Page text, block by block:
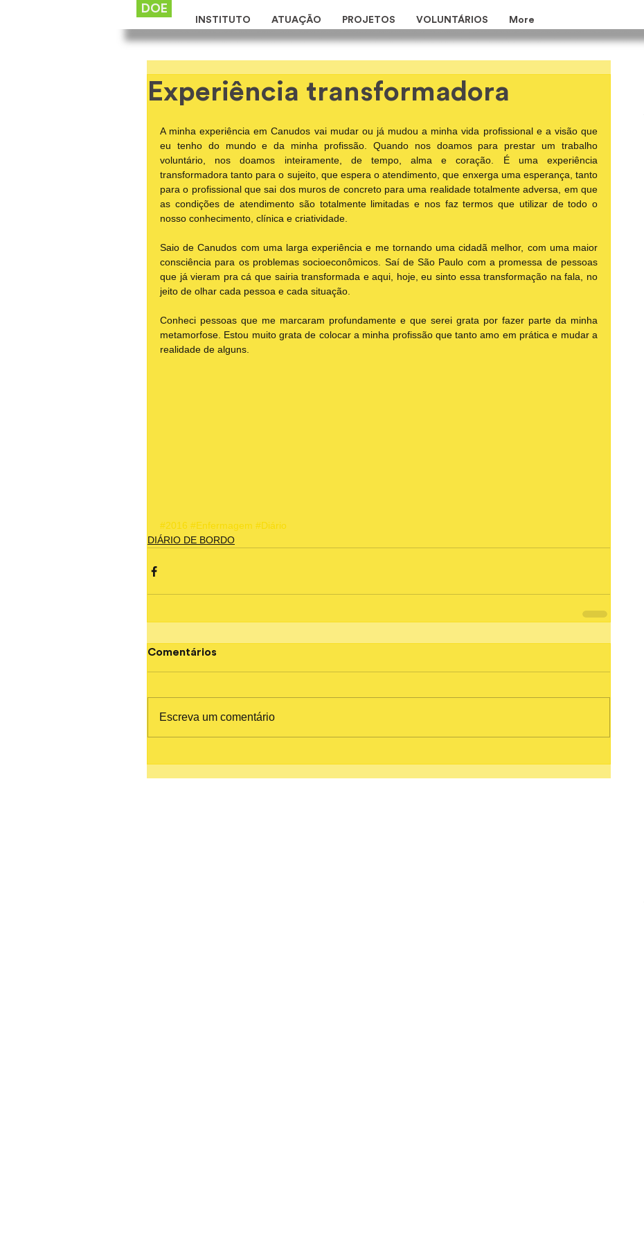
DOE
INSTITUTO ATUAÇÃO PROJETOS VOLUNTÁRIOS More
Experiência transformadora
A minha experiência em Canudos vai mudar ou já mudou a minha vida profissional e a visão que
eu tenho do mundo e da minha profissão. Quando nos doamos para prestar um trabalho
voluntário, nos doamos inteiramente, de tempo, alma e coração. É uma experiência
transformadora tanto para o sujeito, que espera o atendimento, que enxerga uma esperança, tanto
para o profissional que sai dos muros de concreto para uma realidade totalmente adversa, em que
as condições de atendimento são totalmente limitadas e nos faz termos que utilizar de todo o
nosso conhecimento, clínica e criatividade.
Saio de Canudos com uma larga experiência e me tornando uma cidadã melhor, com uma maior
consciência para os problemas socioeconômicos. Saí de São Paulo com a promessa de pessoas
que já vieram pra cá que sairia transformada e aqui, hoje, eu sinto essa transformação na fala, no
jeito de olhar cada pessoa e cada situação.
Conheci pessoas que me marcaram profundamente e que serei grata por fazer parte da minha
metamorfose. Estou muito grata de colocar a minha profissão que tanto amo em prática e mudar a
realidade de alguns.
#2016 #Enfermagem #Diário
DIÁRIO DE BORDO
Comentários
Escreva um comentário